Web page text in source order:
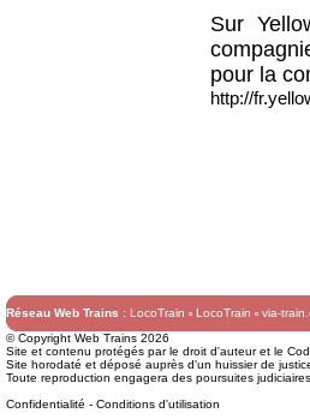
Sur
pour la
http://
Réseau Web Trains : LocoTrain LocoTrain via-
© Copyright Web Trains 2026
Site et contenu protégés par le droit d'auteur et le
Site horodaté et déposé auprès d'un huissier de
Toute reproduction engagera des poursuites judiciaires
Confidentialité - Conditions d'utilisation